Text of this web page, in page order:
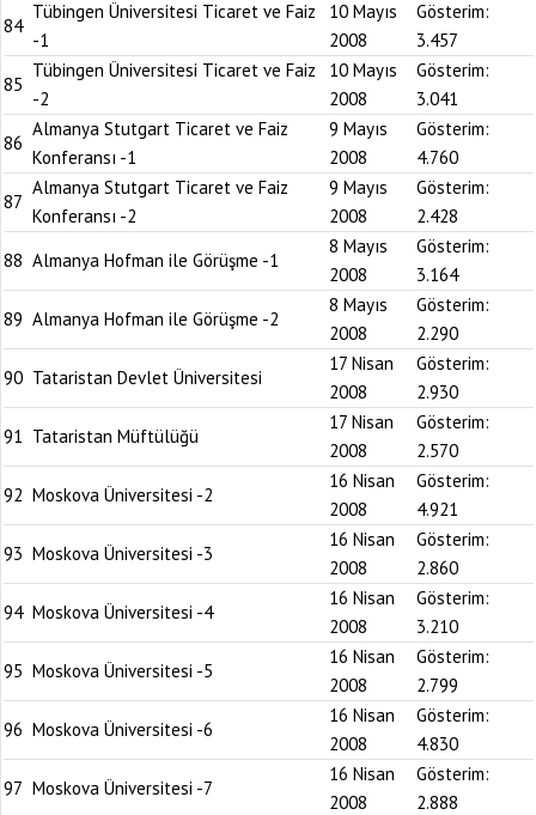
84
Tübingen Üniversitesi Ticaret ve Faiz
-1
10 Mayıs
2008
Gösterim:
3.457
85
Tübingen Üniversitesi Ticaret ve Faiz
-2
10 Mayıs
2008
Gösterim:
3.041
86
Almanya Stutgart Ticaret ve Faiz
Konferansı -1
9 Mayıs
2008
Gösterim:
4.760
87
Almanya Stutgart Ticaret ve Faiz
Konferansı -2
9 Mayıs
2008
Gösterim:
2.428
88 Almanya Hofman ile Görüşme -1
8 Mayıs
2008
Gösterim:
3.164
89 Almanya Hofman ile Görüşme -2
8 Mayıs
2008
Gösterim:
2.290
90 Tataristan Devlet Üniversitesi
17 Nisan
2008
Gösterim:
2.930
91 Tataristan Müftülüğü
17 Nisan
2008
Gösterim:
2.570
92 Moskova Üniversitesi -2
16 Nisan
2008
Gösterim:
4.921
93 Moskova Üniversitesi -3
16 Nisan
2008
Gösterim:
2.860
94 Moskova Üniversitesi -4
16 Nisan
2008
Gösterim:
3.210
95 Moskova Üniversitesi -5
16 Nisan
2008
Gösterim:
2.799
96 Moskova Üniversitesi -6
16 Nisan
2008
Gösterim:
4.830
97 Moskova Üniversitesi -7
16 Nisan
2008
Gösterim:
2.888